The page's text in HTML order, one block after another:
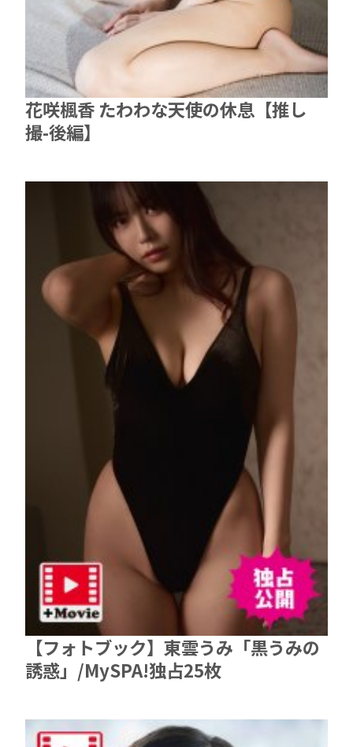
花咲楓香 たわわな天使の休息【推し
撮-後編】
【フォトブック】東雲うみ「黒うみの
誘惑」/MySPA!独占25枚